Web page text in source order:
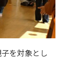
を対象とし